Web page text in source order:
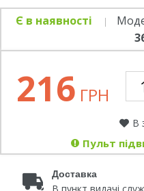
Є в наявності
216 ГРН
В
Пульт
Доставка